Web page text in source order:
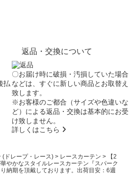
払
返品・交換について
〇お届け時に破損・汚損していた場合
などは、すぐに新しい商品とお取替え
致します。
※お客様のご都合（サイズや色違いな
ど）による返品・交換は基本的にお受
け致しません。
詳しくはこちら
(ドレープ・レース)> レースカーテン >
【2
やかなスタイルレースカーテン『スパーク
納期を頂戴しております。出荷目安：6週